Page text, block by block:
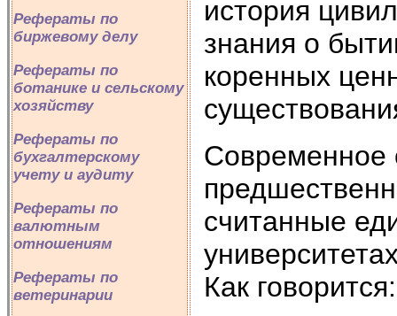
Рефераты по
биржевому делу
Рефераты по
ботанике и сельскому
хозяйству
Рефераты по
бухгалтерскому
учету и аудиту
Рефераты по
валютным
отношениям
Рефераты по
ветеринарии
история
знания о
коренных
Современное
считанные
Как